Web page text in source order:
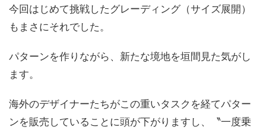
今回はじめて挑戦したグレーディング（サイズ展開）
もまさにそれでした。
パターンを作りながら、新たな境地を垣間見た気がし
ます。
海外のデザイナーたちがこの重いタスクを経てパター
ンを販売していることに頭が下がりますし、〝一度乗